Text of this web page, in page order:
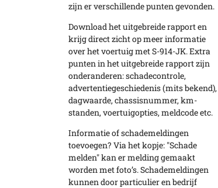
zijn er verschillende punten gevonden.
Download het uitgebreide rapport en
krijg direct zicht op meer informatie
over het voertuig met S-914-JK. Extra
punten in het uitgebreide rapport zijn
onderanderen: schadecontrole,
advertentiegeschiedenis (mits bekend),
dagwaarde, chassisnummer, km-
standen, voertuigopties, meldcode etc.
Informatie of schademeldingen
toevoegen? Via het kopje: "Schade
melden" kan er melding gemaakt
worden met foto’s. Schademeldingen
kunnen door particulier en bedrijf